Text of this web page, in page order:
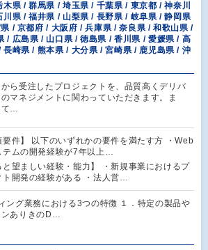
県 / 群馬県 / 埼玉県 / 千葉県 / 東京都 / 神奈川
県 / 福井県 / 山梨県 / 長野県 / 岐阜県 / 静岡県
/ 京都府 / 大阪府 / 兵庫県 / 奈良県 / 和歌山県 /
/ 広島県 / 山口県 / 徳島県 / 香川県 / 愛媛県 / 高
崎県 / 熊本県 / 大分県 / 宮崎県 / 鹿児島県 / 沖
ら受注したプロジェクトを、品質高くデリバ
マネジメントに関わっていただきます。ま
て…
要件】 以下のいずれかの要件を満たす方 ・Web
テムの開発経験が7年以上…
と望ましい経験・能力】 ・新規事業におけるプ
ト開発の経験がある ・法人営…
ング業務における3つの特徴 １．特定の製品や
ンありきのD…